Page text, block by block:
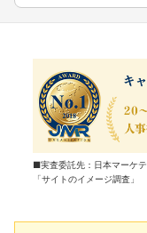
■実査委託先：日本マーケ
「サイトのイメージ調査」